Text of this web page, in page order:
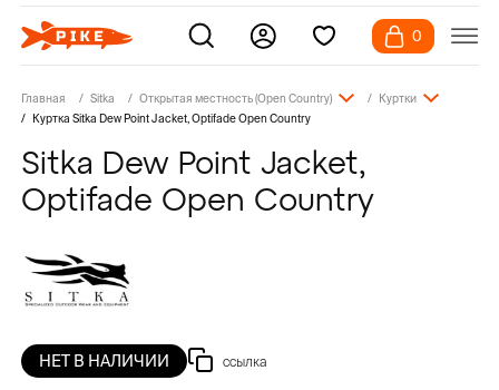
0
Главная Sitka Открытая местность (Open Country)
Куртки
Куртка Sitka Dew Point Jacket, Optifade Open Country
Sitka Dew Point Jacket,
Optifade Open Country
НЕТ В НАЛИЧИИ ссылка